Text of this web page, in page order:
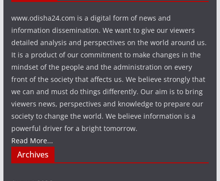
www.odisha24.com is a digital form of news and
information dissemination. We want to give our viewers
detailed analysis and perspectives on the world around us.
It is a product of our commitment to make changes in the
mindset of the people and the administration on every
front of the society that affects us. We believe strongly that
we can and must do things differently. Our aim is to bring
viewers news, perspectives and knowledge to prepare our
society to change the world. We believe information is a
powerful driver for a bright tomorrow.
Read More...
Archives